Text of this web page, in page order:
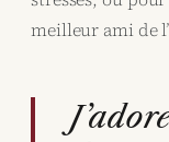
meilleur ami de